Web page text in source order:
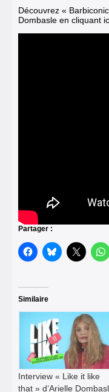
Découvrez «
Dombasle en cliquant
Partager :
Similaire
Interview « Like it like
that » d’Arielle